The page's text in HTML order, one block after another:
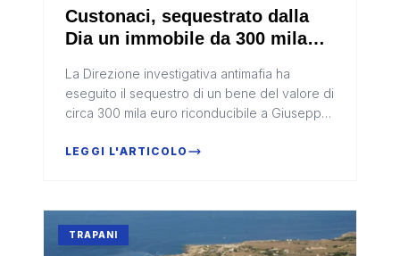
Custonaci, sequestrato dalla
Dia un immobile da 300 mila
La Direzione investigativa antimafia ha
eseguito il sequestro di un bene del valore di
circa 300 mila euro riconducibile a Giuseppe
rilievo della criminalità...
LEGGI L'ARTICOLO
TRAPANI